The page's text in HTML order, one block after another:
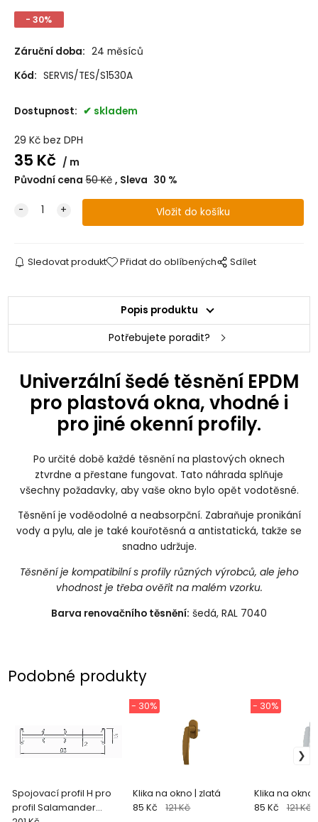
- 30%
Záruční doba: 24 měsíců
Kód: SERVIS/TES/S1530A
Dostupnost: skladem
29 Kč bez DPH
35 Kč
m
Původní cena 50Kč Sleva 30 %
Sledovat produkt Přidat do oblíbených Sdílet
Popis produktu
Potřebujete poradit?
Univerzální šedé těsnění EPDM
pro plastová okna, vhodné i
pro jiné okenní profily.
Po určité době každé těsnění na plastových oknech
ztvrdne a přestane fungovat. Tato náhrada splňuje
všechny požadavky, aby vaše okno bylo opět vodotěsné.
Těsnění je voděodolné a neabsorpční. Zabraňuje pronikání
vody a pylu, ale je také kouřotěsná a antistatická, takže se
snadno udržuje.
Těsnění je kompatibilní s profily různých výrobců, ale jeho
vhodnost je třeba ověřit na malém vzorku.
Barva renovačního těsnění: šedá, RAL 7040
Podobné produkty
Spojovací profil H pro
profil Salamander
Klika na okno | zlatá
- 30%
85 Kč 121 Kč
Klika na okno
- 30%
85 Kč 121 Kč